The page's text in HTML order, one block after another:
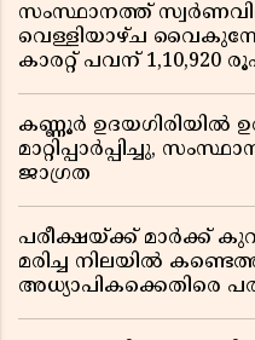
സംസ്ഥാനത്ത്
വെള്ളിയാഴ്ച
കാരറ്റ് പവന് 1,10,920
കണ്ണൂർ
മാറ്റിപ്പാർപ്പിച്ചു,
ജാഗ്രത
പരീക്ഷയ്ക്ക് മാർക്ക്
മരിച്ച നിലയിൽ
അധ്യാപികക്കെതിരെ